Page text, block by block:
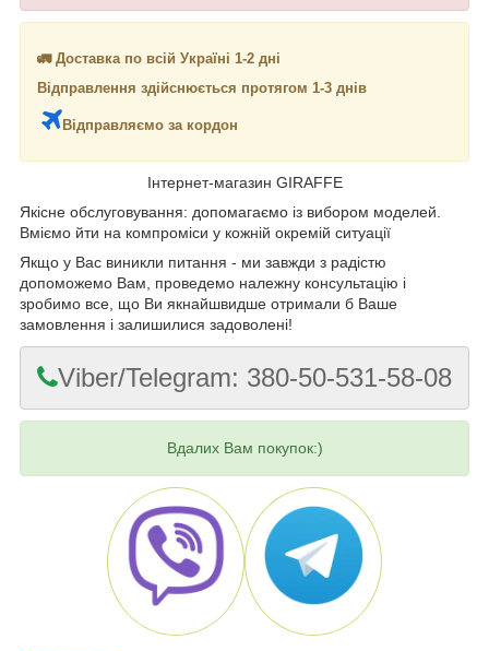
🚛 Доставка по всій Україні 1-2 дні
Відправлення здійснюється протягом 1-3 днів
Відправляємо за кордон
Інтернет-магазин GIRAFFE
Якісне обслуговування: допомагаємо із вибором моделей.
Вміємо йти на компроміси у кожній окремій ситуації
Якщо у Вас виникли питання - ми завжди з радістю
допоможемо Вам, проведемо належну консультацію і
зробимо все, що Ви якнайшвидше отримали б Ваше
замовлення і залишилися задоволені!
Viber/Telegram: 380-50-531-58-08
Вдалих Вам покупок:)